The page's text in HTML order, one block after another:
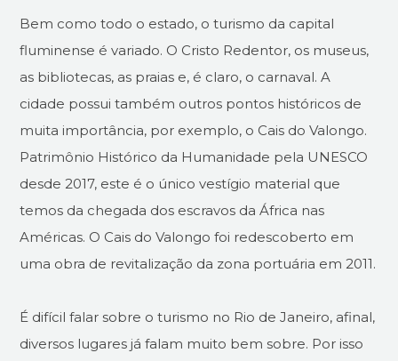
Bem como todo o estado, o turismo da capital
fluminense é variado. O Cristo Redentor, os museus,
as bibliotecas, as praias e, é claro, o carnaval. A
cidade possui também outros pontos históricos de
muita importância, por exemplo, o Cais do Valongo.
Patrimônio Histórico da Humanidade pela UNESCO
desde 2017, este é o único vestígio material que
temos da chegada dos escravos da África nas
Américas. O Cais do Valongo foi redescoberto em
uma obra de revitalização da zona portuária em 2011.
É difícil falar sobre o turismo no Rio de Janeiro, afinal,
diversos lugares já falam muito bem sobre. Por isso